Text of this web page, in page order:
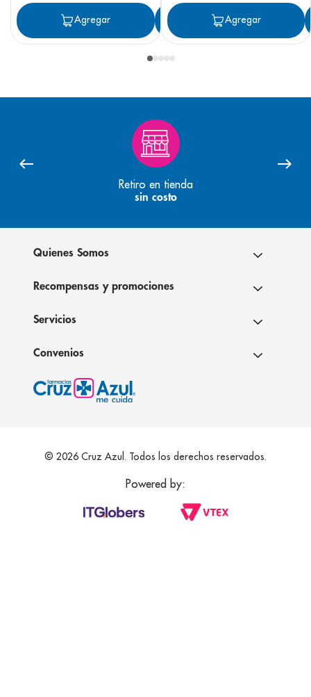
Agregar Agregar
Agregar
Retiro en tienda
sin costo
Quienes Somos
Recompensas y promociones
Servicios
Convenios
© 2026 Cruz Azul. Todos los derechos reservados.
Powered by: